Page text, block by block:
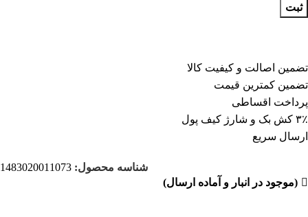
ثبت
تضمین اصالت و کیفیت کالا
تضمین کمترین قیمت
پرداخت اقساطی
۳٪ کش بک و شارژ کیف پول
ارسال سریع
شناسه محصول: 1483020011073
(موجود در انبار و آماده ارسال)